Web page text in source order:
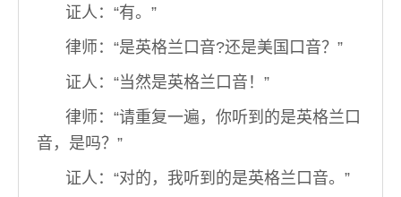
证人：“有。”
律师：“是英格兰口音?还是美国口音？”
证人：“当然是英格兰口音！”
律师：“请重复一遍，你听到的是英格兰口
音，是吗？”
证人：“对的，我听到的是英格兰口音。”